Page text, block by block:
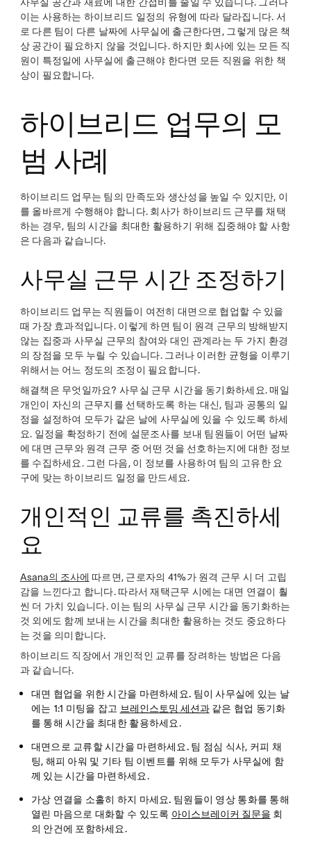
이는 사용하는 하이브리드 일정의 유형에 따라 달라집니다. 서
로 다른 팀이 다른 날짜에 사무실에 출근한다면, 그렇게 많은 책
상 공간이 필요하지 않을 것입니다. 하지만 회사에 있는 모든 직
원이 특정일에 사무실에 출근해야 한다면 모든 직원을 위한 책
상이 필요합니다.
하이브리드 업무의 모
범 사례
하이브리드 업무는 팀의 만족도와 생산성을 높일 수 있지만, 이
를 올바르게 수행해야 합니다. 회사가 하이브리드 근무를 채택
하는 경우, 팀의 시간을 최대한 활용하기 위해 집중해야 할 사항
은 다음과 같습니다.
사무실 근무 시간 조정하기
하이브리드 업무는 직원들이 여전히 대면으로 협업할 수 있을
때 가장 효과적입니다. 이렇게 하면 팀이 원격 근무의 방해받지
않는 집중과 사무실 근무의 참여와 대인 관계라는 두 가지 환경
의 장점을 모두 누릴 수 있습니다. 그러나 이러한 균형을 이루기
위해서는 어느 정도의 조정이 필요합니다.
해결책은 무엇일까요? 사무실 근무 시간을 동기화하세요. 매일
개인이 자신의 근무지를 선택하도록 하는 대신, 팀과 공통의 일
정을 설정하여 모두가 같은 날에 사무실에 있을 수 있도록 하세
요. 일정을 확정하기 전에 설문조사를 보내 팀원들이 어떤 날짜
에 대면 근무와 원격 근무 중 어떤 것을 선호하는지에 대한 정보
를 수집하세요. 그런 다음, 이 정보를 사용하여 팀의 고유한 요
구에 맞는 하이브리드 일정을 만드세요.
개인적인 교류를 촉진하세
요
Asana의 조사에 따르면, 근로자의 41%가 원격 근무 시 더 고립
감을 느낀다고 합니다. 따라서 재택근무 시에는 대면 연결이 훨
씬 더 가치 있습니다. 이는 팀의 사무실 근무 시간을 동기화하는
것 외에도 함께 보내는 시간을 최대한 활용하는 것도 중요하다
는 것을 의미합니다.
하이브리드 직장에서 개인적인 교류를 장려하는 방법은 다음
과 같습니다.
대면 협업을 위한 시간을 마련하세요. 팀이 사무실에 있는 날
에는 1:1 미팅을 잡고 브레인스토밍 세션과같은 협업 동기화
를 통해 시간을 최대한 활용하세요.
대면으로 교류할 시간을 마련하세요. 팀 점심 식사, 커피 채
팅, 해피 아워 및 기타 팀 이벤트를 위해 모두가 사무실에 함
께 있는 시간을 마련하세요.
가상 연결을 소홀히 하지 마세요. 팀원들이 영상 통화를 통해
열린 마음으로 대화할 수 있도록 아이스브레이커 질문을 회
의 안건에 포함하세요.